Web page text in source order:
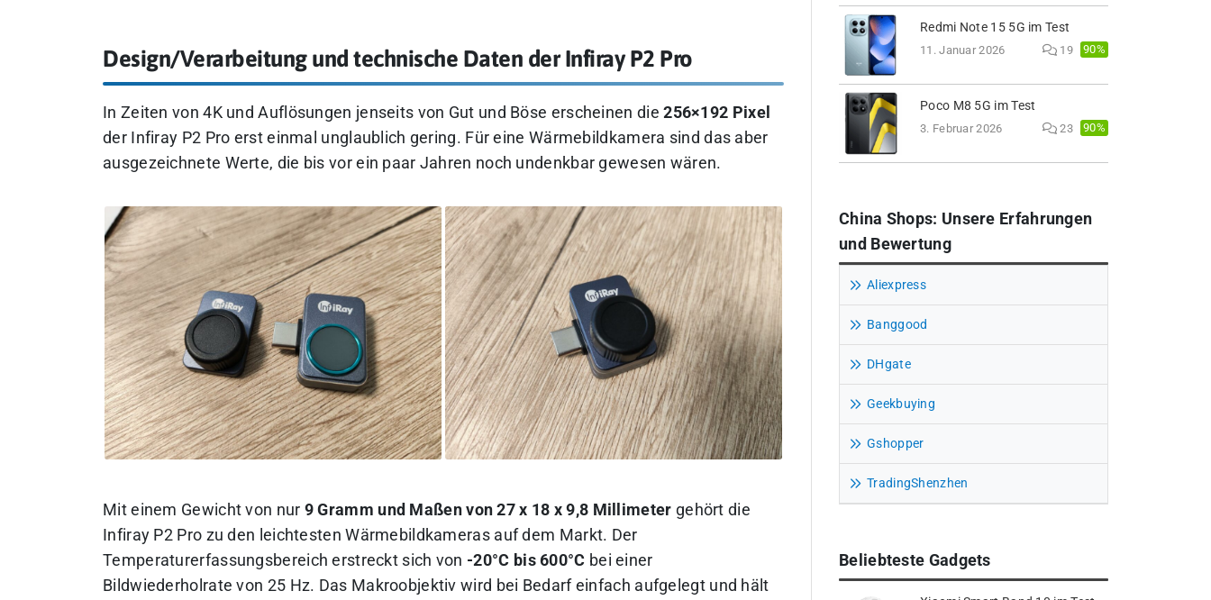
Design/Verarbeitung und technische Daten der Infiray P2 Pro
In Zeiten von 4K und Auflösungen jenseits von Gut und Böse erscheinen die 256×192 Pixel
der Infiray P2 Pro erst einmal unglaublich gering. Für eine Wärmebildkamera sind das aber
ausgezeichnete Werte, die bis vor ein paar Jahren noch undenkbar gewesen wären.
Mit einem Gewicht von nur 9 Gramm und Maßen von 27 x 18 x 9,8 Millimeter gehört die
Infiray P2 Pro zu den leichtesten Wärmebildkameras auf dem Markt. Der
Temperaturerfassungsbereich erstreckt sich von -20°C bis 600°C bei einer
Bildwiederholrate von 25 Hz. Das Makroobjektiv wird bei Bedarf einfach aufgelegt und hält
Redmi Note 15 5G im Test
11. Januar 2026 19 90%
Poco M8 5G im Test
3. Februar 2026 23 90%
China Shops: Unsere Erfahrungen
und Bewertung
Aliexpress
Banggood
DHgate
Geekbuying
Gshopper
TradingShenzhen
Beliebteste Gadgets